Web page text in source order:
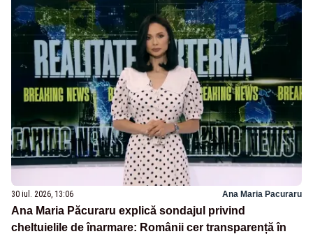
30 iul. 2026, 13:06 Ana Maria Pacuraru
Ana Maria Păcuraru explică sondajul privind
cheltuielile de înarmare: Românii cer transparență în